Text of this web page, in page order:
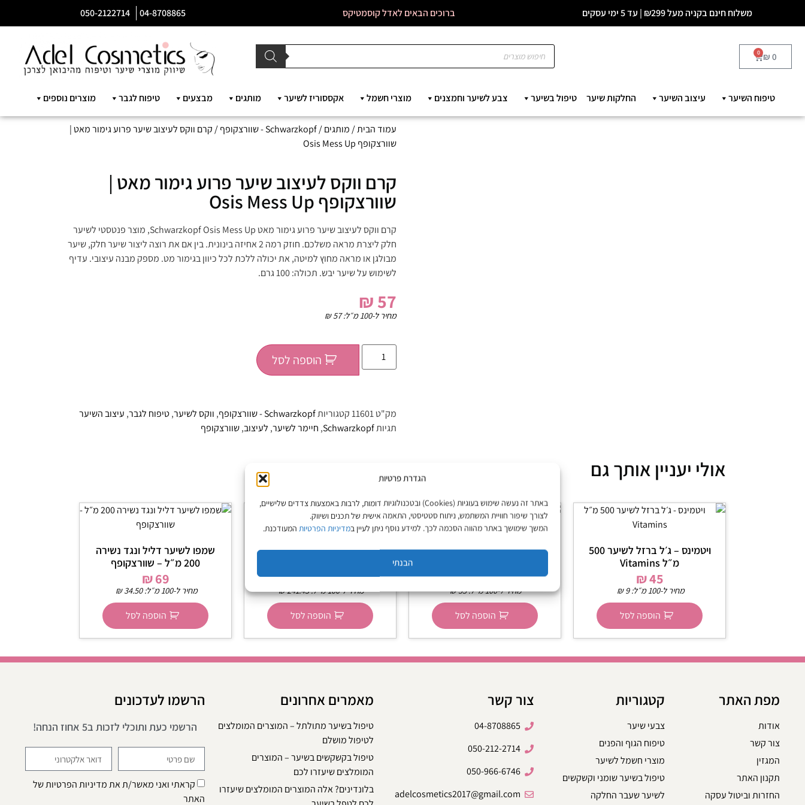
הגדרת פרטיות
באתר זה נעשה שימוש בעוגיות (Cookies) ובטכנולוגיות דומות, לרבות באמצעות צדדים שלישיים,
לצורך שיפור חוויית המשתמש, ניתוח סטטיסטי, התאמה אישית של תכנים ושיווק.
המשך שימושך באתר מהווה הסכמה לכך. למידע נוסף ניתן לעיין במדיניות הפרטיות המעודכנת.
הבנתי
משלוח חינם בקניה מעל ₪299 | עד 5 ימי עסקים ברוכים הבאים לאדל קוסמטיקס 04-8708865
050-2122714
₪ 0
0
טיפוח השיער עיצוב השיער החלקות שיער טיפול בשיער צבע לשיער וחמצנים מוצרי חשמל אקססוריז לשיער מותגים מבצעים טיפוח לגבר מוצרים נוספים
עמוד הבית/מותגים/Schwarzkopf - שוורצקופף
/ קרם ווקס לעיצוב שיער פרוע גימור מאט |
שוורצקופף Osis Mess Up
קרם ווקס לעיצוב שיער פרוע גימור מאט |
שוורצקופף Osis Mess Up
קרם ווקס לעיצוב שיער פרוע גימור מאט Schwarzkopf Osis Mess Up, מוצר פנטסטי לשיער
חלק ליצרת מראה משלכם. חוזק רמה 2 אחיזה בינונית. בין אם את רוצה ליצור שיער חלק, שיער
מבולגן או מראה מחוץ למיטה, את יכולה ללכת לכל כיוון בגימור מט. מספק מבנה עיצובי. עדיף
לשימוש על שיער יבש. תכולה: 100
גרם.
₪ 57
מחיר ל-100 מ״ל: ₪57
הוספה לסל
מק"ט11601קטגוריותSchwarzkopf - שוורצקופף , ווקס לשיער,טיפוח לגבר, עיצוב השיער
תגיותSchwarzkopf
, חיימר לשיער, לעיצוב,שוורצקופף
אולי יעניין אותך גם
ויטמינס – ג׳ל ברזל לשיער 500
מ״ל Vitamins
₪45
מחיר ל-100 מ״ל: ₪9
הוספה לסל
קרם סיבים לעיצוב אלסטי 100
₪55
מחיר ל-100 מ״ל: ₪55
הוספה לסל
אמפולות נשירה BC לשיער דליל
₪169
מחיר ל-100 מ״ל: ₪241.43
הוספה לסל
שמפו לשיער דליל ונגד נשירה
200 מ״ל – שוורצקופף
₪69
מחיר ל-100 מ״ל: ₪34.50
הוספה לסל
מפת האתר
אודות
צור קשר
המגזין
תקנון האתר
החזרות וביטול עסקה
קטגוריות
צבעי שיער
טיפוח הגוף והפנים
מוצרי חשמל לשיער
טיפול בשיער שומני וקשקשים
לשיער שעבר החלקה
צור קשר
04-8708865
050-212-2714
050-966-6746
adelcosmetics2017@gmail.com
מאמרים אחרונים
טיפול בשיער מתולתל – המוצרים המומלצים
לטיפול מושלם
טיפול בקשקשים בשיער – המוצרים
המומלצים שיעזרו לכם
בלונדינים? אלה המוצרים המומלצים שיעזרו
הרשמו לעדכונים
הרשמי כעת ותוכלי לזכות ב5 אחוז הנחה!
קראתי ואני מאשר/ת אתמדיניות הפרטיותשל
האתר